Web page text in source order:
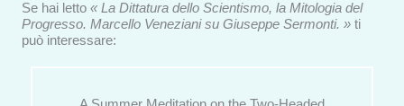
Se hai letto « La Dittatura dello Scientismo, la Mitologia del
Progresso. Marcello Veneziani su Giuseppe Sermonti. » ti
può interessare: